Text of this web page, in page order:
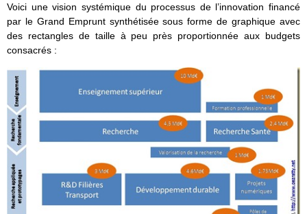
Voici une vision systémique du processus de l’innovation financé
par le Grand Emprunt synthétisée sous forme de graphique avec
des rectangles de taille à peu près proportionnée aux budgets
consacrés :